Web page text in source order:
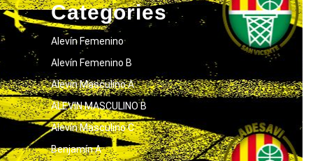
Categories
Alevín Femenino
Alevín Femenino B
Alevín Masculino A
ALEVIN MASCULINO B
Alevín Masculino C
Benjamín A